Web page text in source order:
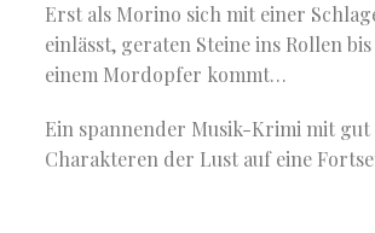
Erst als Morino sich mit einer
einlässt, geraten Steine ins Rollen
einem Mordopfer kommt…
Ein spannender Musik-Krimi mit
Charakteren der Lust auf eine